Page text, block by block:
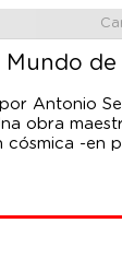
de
Antonio
obra
-en
el
seres
escritos por
de ficción.